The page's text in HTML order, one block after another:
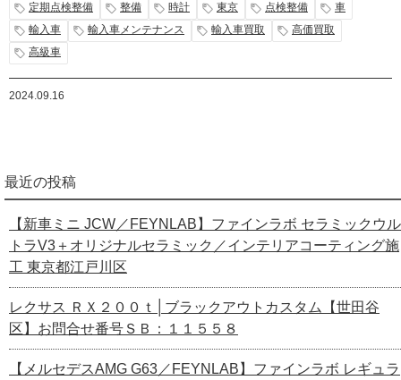
定期点検整備
整備 時計 東京 点検整備
車
輸入車
輸入車メンテナンス 輸入車買取
高価買取
高級車
2024.09.16
最近の投稿
【新車ミニ JCW／FEYNLAB】ファインラボ セラミックウル
トラV3＋オリジナルセラミック／インテリアコーティング施
工 東京都江戸川区
レクサス ＲＸ２００ｔ│ブラックアウトカスタム【世田谷
区】お問合せ番号ＳＢ：１１５５８
【メルセデスAMG G63／FEYNLAB】ファインラボ レギュラ